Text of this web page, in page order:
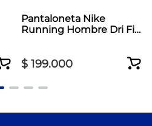
Pantaloneta Nike
Running Hombre Dri Fit
$ 199.000